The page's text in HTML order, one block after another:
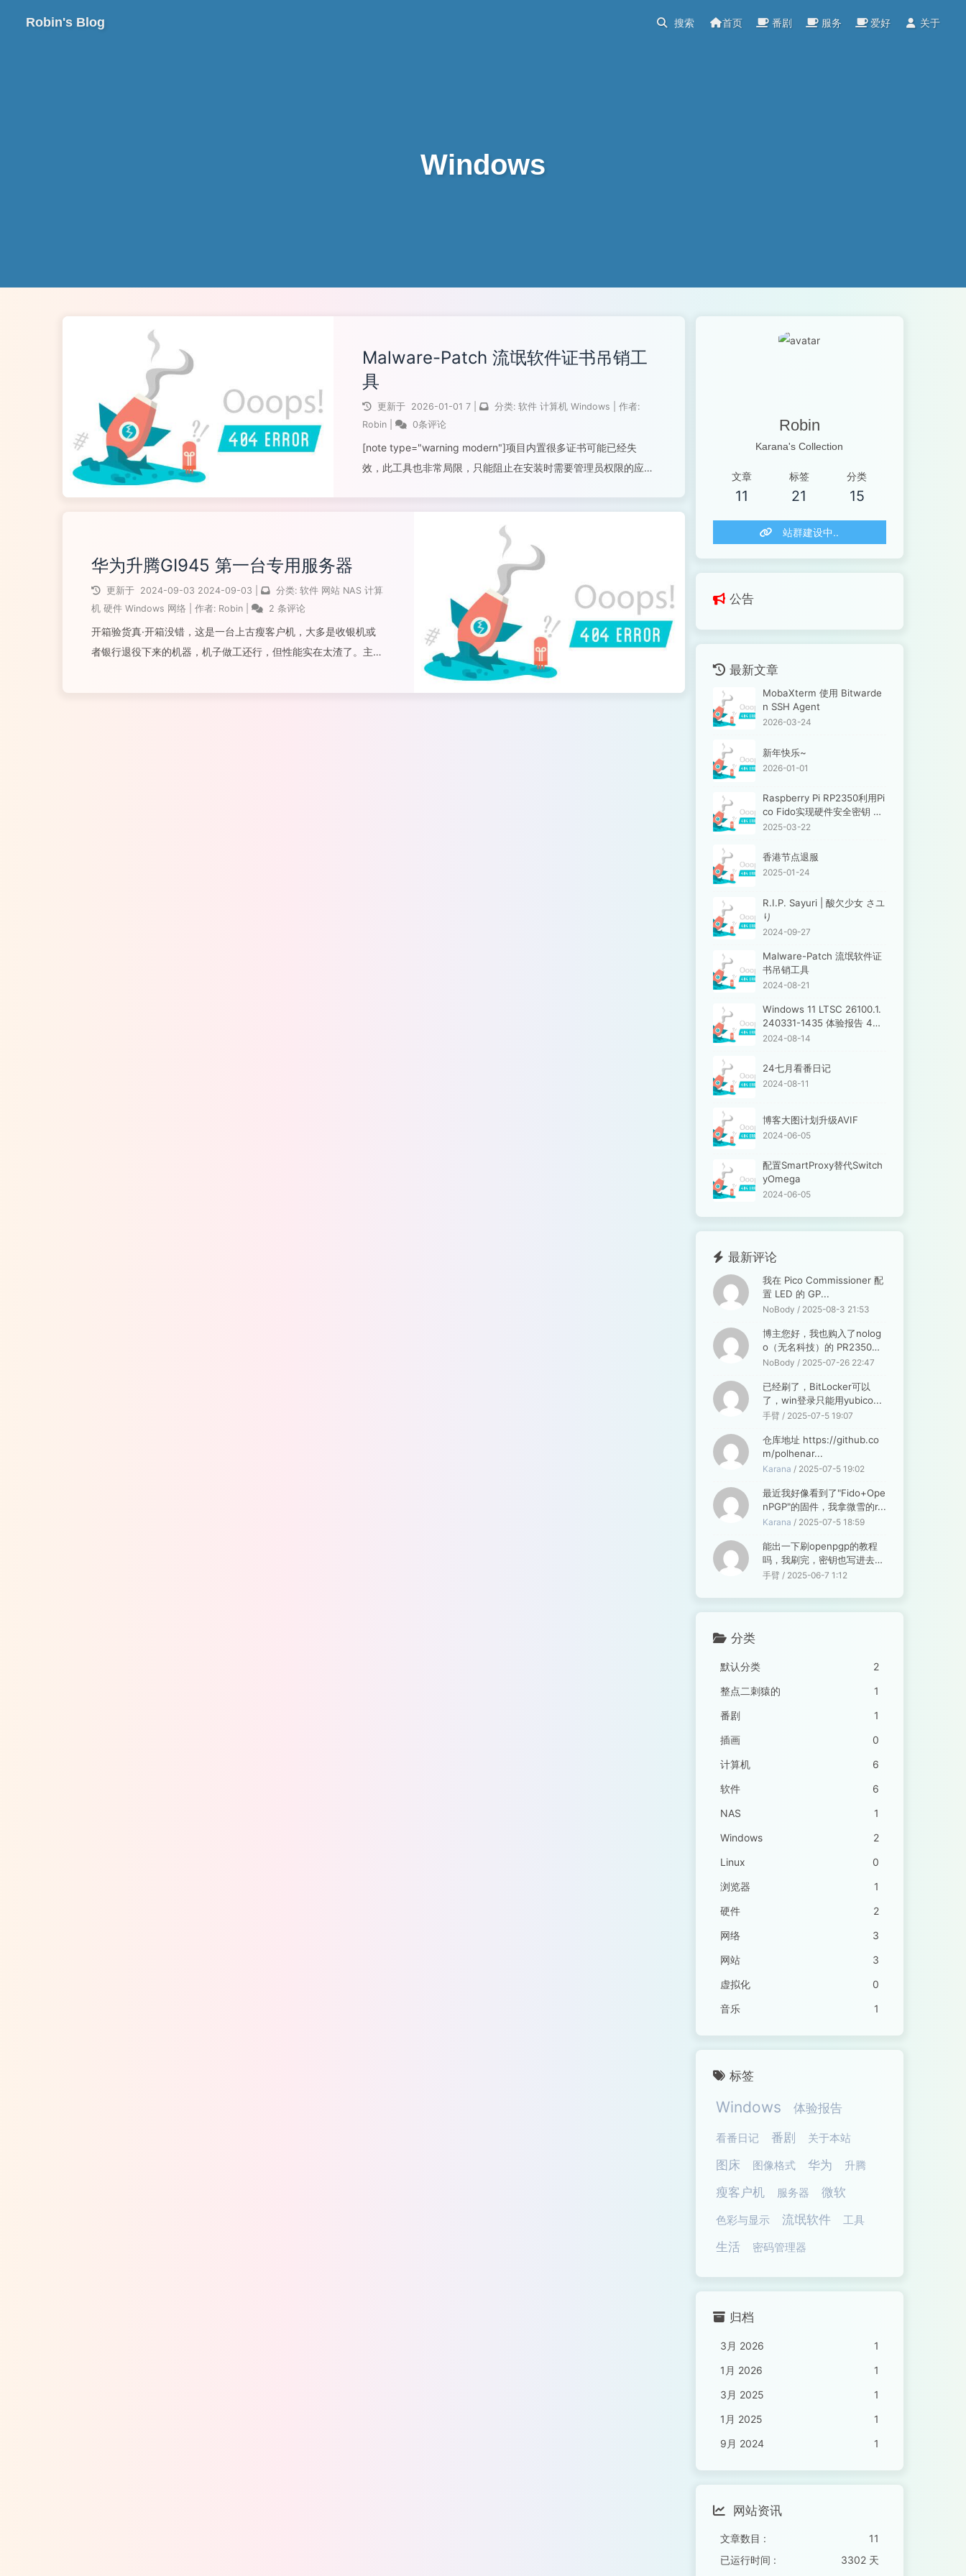
Windows
Robin's Blog 首页 番剧 服务 爱好 关于
Malware-Patch 流氓软件证书吊销工
具
更新于 2026-01-01 7 分类: 软件 计算机 Windows
作者:
Robin
0条评论
[note type="warning modern"]项目内置很多证书可能已经失
效，此工具也非常局限，只能阻止在安装时需要管理员权限的应用
华为升腾GI945 第一台专用服务器
更新于 2024-09-03 2024-09-03 分类: 软件 网站 NAS 计算
机 硬件 Windows 网络 作者: Robin 2 条评论
开箱验货真·开箱没错，这是一台上古瘦客户机，大多是收银机或
者银行退役下来的机器，机子做工还行，但性能实在太渣了。主机
Robin
Karana's Collection
文章
11
标签
21
分类
15
站群建设中..
公告
最新文章
MobaXterm 使用 Bitwarde
n SSH Agent
2026-03-24
新年快乐~
2026-01-01
Raspberry Pi RP2350利用Pi
co Fido实现硬件安全密钥 兼
容yubikey管理工具
2025-03-22
香港节点退服
2025-01-24
R.I.P. Sayuri | 酸欠少女 さユ
り
2024-09-27
Malware-Patch 流氓软件证
书吊销工具
2024-08-21
Windows 11 LTSC 26100.1.
240331-1435 体验报告 4K6
0F10Bit无法启用 微软输入法
2024-08-14
24七月看番日记
2024-08-11
博客大图计划升级AVIF
2024-06-05
配置SmartProxy替代Switch
yOmega
2024-06-05
最新评论
我在 Pico Commissioner 配
置 LED 的 GP...
NoBody / 2025-08-3 21:53
博主您好，我也购入了nolog
o（无名科技）的 PR2350
U...
NoBody / 2025-07-26 22:47
已经刷了，BitLocker可以
了，win登录只能用yubico...
手臂 / 2025-07-5 19:07
仓库地址 https://github.co
m/polhenar...
Karana / 2025-07-5 19:02
最近我好像看到了"Fido+Ope
nPGP"的固件，我拿微雪的r...
Karana / 2025-07-5 18:59
能出一下刷openpgp的教程
吗，我刷完，密钥也写进去
了，但想设...
手臂 / 2025-06-7 1:12
分类
默认分类
2
整点二刺猿的
1
番剧
1
插画
0
计算机
6
软件
6
NAS
1
Windows
2
Linux
0
浏览器
1
硬件
2
网络
3
网站
3
虚拟化
0
音乐
1
标签
Windows 体验报告
看番日记 番剧 关于本站
图床 图像格式 华为 升腾
瘦客户机 服务器 微软
色彩与显示 流氓软件 工具
生活 密码管理器
归档
3月 2026
1
1月 2026
1
3月 2025
1
1月 2025
1
9月 2024
1
网站资讯
文章数目 :
11
已运行时间 :
3302 天